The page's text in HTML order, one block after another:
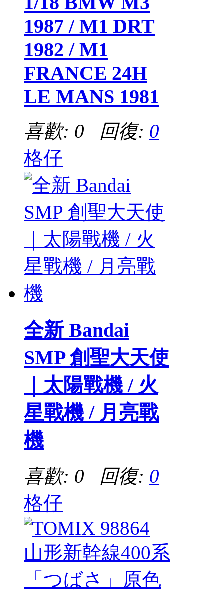
1987 / M1 DRT
1982 / M1
FRANCE 24H
LE MANS 1981
喜歡: 0 回復: 0
格仔
全新 Bandai
SMP 創聖大天使
｜太陽戰機 / 火
星戰機 / 月亮戰
機
喜歡: 0 回復: 0
格仔